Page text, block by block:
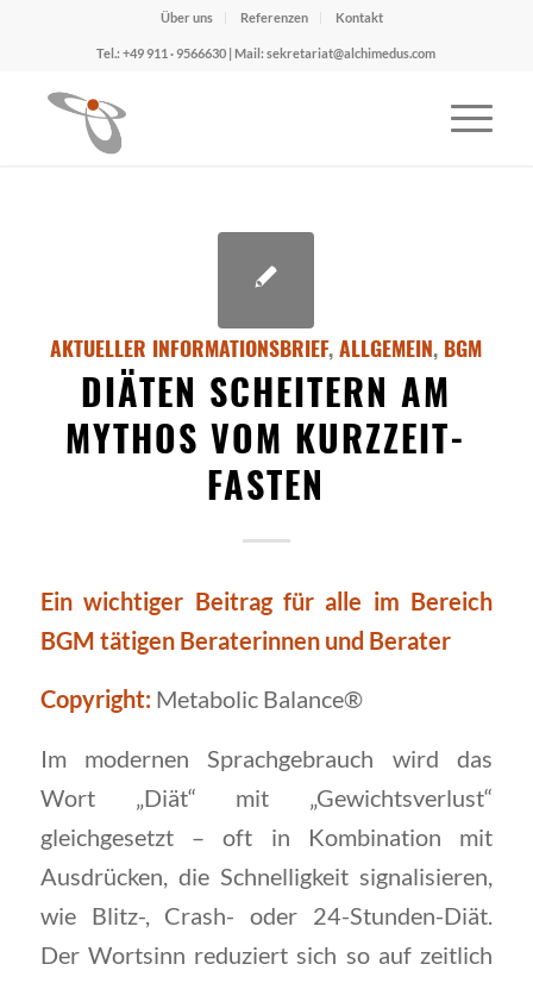
Über uns Referenzen Kontakt
Tel.: +49 911 · 9566630 | Mail: sekretariat@alchimedus.com
AKTUELLER INFORMATIONSBRIEF,ALLGEMEIN, BGM
DIÄTEN SCHEITERN AM
MYTHOS VOM KURZZEIT-
FASTEN
Ein wichtiger Beitrag für alle im Bereich
BGM tätigen Beraterinnen und Berater
Copyright:Metabolic Balance®
Im modernen Sprachgebrauch wird das
Wort „Diät“ mit „Gewichtsverlust“
gleichgesetzt – oft in Kombination mit
Ausdrücken, die Schnelligkeit signalisieren,
wie Blitz-, Crash- oder 24-Stunden-Diät.
Der Wortsinn reduziert sich so auf zeitlich